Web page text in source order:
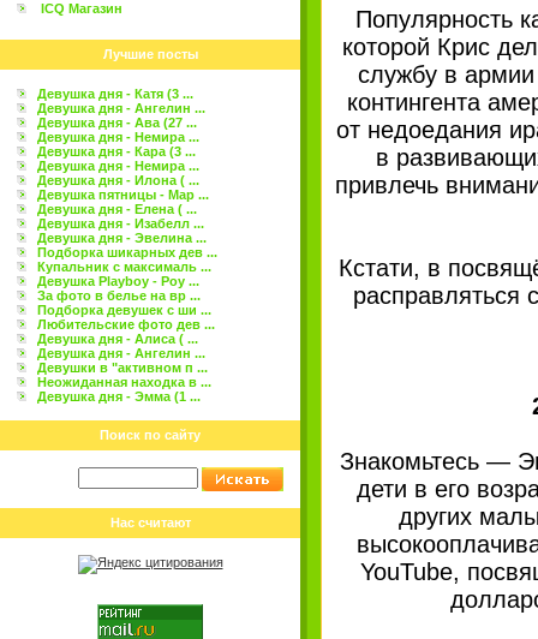
ICQ Магазин
Лучшие посты
Девушка дня - Катя (3 ...
Девушка дня - Ангелин ...
Девушка дня - Ава (27 ...
Девушка дня - Немира ...
Девушка дня - Кара (3 ...
Девушка дня - Немира ...
Девушка дня - Илона ( ...
Девушка пятницы - Мар ...
Девушка дня - Елена ( ...
Девушка дня - Изабелл ...
Девушка дня - Эвелина ...
Подборка шикарных дев ...
Купальник с максималь ...
Девушка Playboy - Роу ...
За фото в белье на вр ...
Подборка девушек с ши ...
Любительские фото дев ...
Девушка дня - Алиса ( ...
Девушка дня - Ангелин ...
Девушки в "активном п ...
Неожиданная находка в ...
Девушка дня - Эмма (1 ...
Поиск по сайту
Нас считают
Популярность
которой Крис
службу в
контингента
от недоедания
в
привлечь
Кстати, в
Знакомьтесь —
дети в его
других
YouTube,